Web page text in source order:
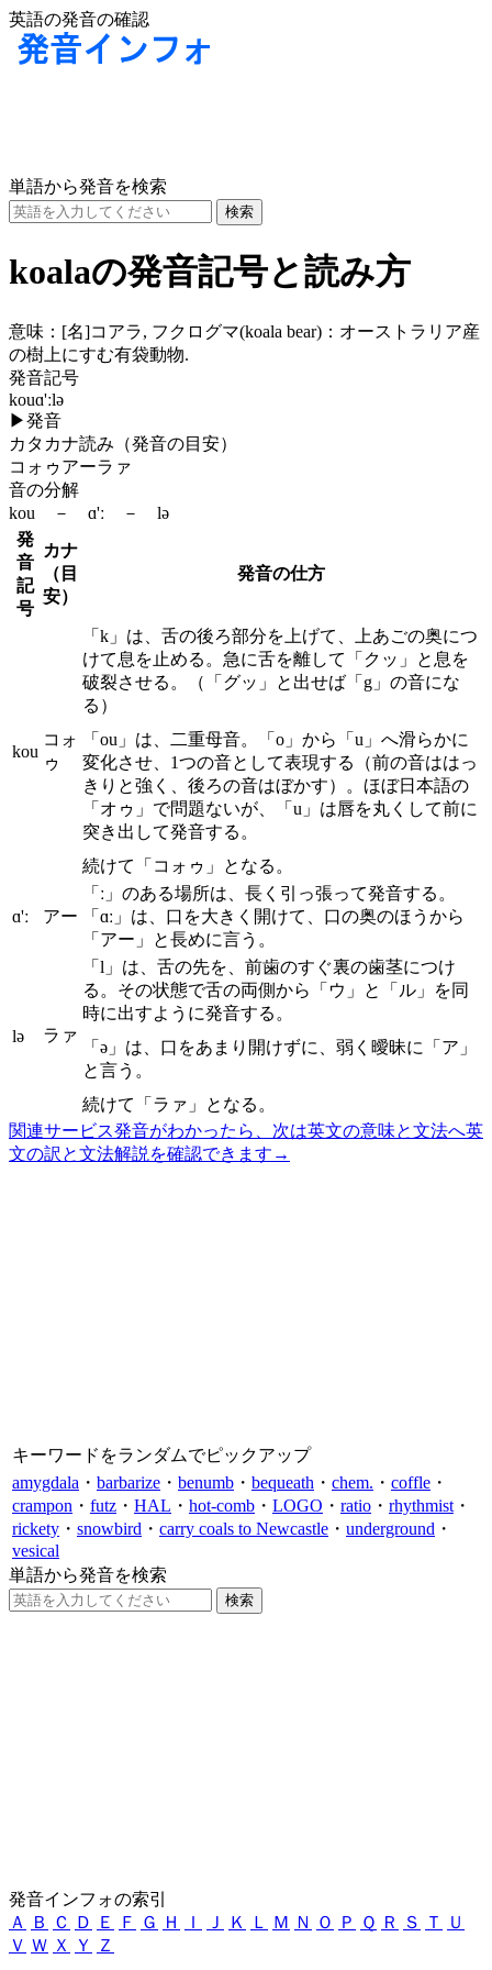
英語の発音の確認
単語から発音を検索
koalaの発音記号と読み方
意味： [名]コアラ, フクログマ(koala bear)：オーストラリア産
の樹上にすむ有袋動物.
発音記号
kouɑ'ːlə
▶発音
カタカナ読み（発音の目安）
コォゥアーラァ
音の分解
kou － ɑ'ː － lə
発
音
記
号
カナ
（目
安）
発音の仕方
kou
コォ
ゥ
「k」は、舌の後ろ部分を上げて、上あごの奥につ
けて息を止める。急に舌を離して「クッ」と息を
破裂させる。（「グッ」と出せば「g」の音にな
る）
「ou」は、二重母音。「o」から「u」へ滑らかに
変化させ、1つの音として表現する（前の音ははっ
きりと強く、後ろの音はぼかす）。ほぼ日本語の
「オゥ」で問題ないが、「u」は唇を丸くして前に
突き出して発音する。
続けて「コォゥ」となる。
ɑ'ː アー
「ː」のある場所は、長く引っ張って発音する。
「ɑː」は、口を大きく開けて、口の奥のほうから
「アー」と長めに言う。
lə ラァ
「l」は、舌の先を、前歯のすぐ裏の歯茎につけ
る。その状態で舌の両側から「ウ」と「ル」を同
時に出すように発音する。
「ə」は、口をあまり開けずに、弱く曖昧に「ア」
と言う。
続けて「ラァ」となる。
関連サービス発音がわかったら、次は英文の意味と文法へ英
文の訳と文法解説を確認できます →
キーワードをランダムでピックアップ
amygdala ・ barbarize ・ benumb ・ bequeath ・ chem. ・ coffle ・
crampon ・ futz ・ HAL ・ hot-comb ・ LOGO ・ ratio ・ rhythmist ・
rickety ・ snowbird ・ carry coals to Newcastle ・ underground ・
vesical
単語から発音を検索
発音インフォの索引
Ａ
Ｂ Ｃ Ｄ Ｅ Ｆ Ｇ Ｈ Ｉ Ｊ Ｋ Ｌ Ｍ Ｎ Ｏ Ｐ Ｑ Ｒ Ｓ Ｔ
Ｕ
Ｖ Ｗ Ｘ Ｙ Ｚ